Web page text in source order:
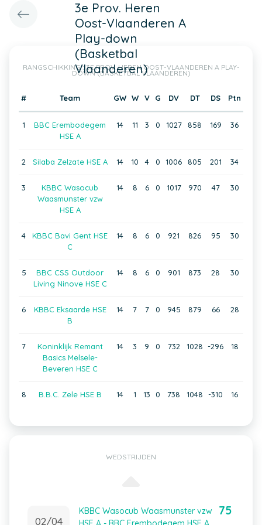
3e Prov. Heren
Oost-Vlaanderen A
Play-down
(Basketbal
Vlaanderen)
RANGSCHIKKING : 3E PROV. HEREN OOST-VLAANDEREN A PLAY-
DOWN (BASKETBAL VLAANDEREN)
# Team GW W V G DV DT DS Ptn
1
BBC Erembodegem
HSE A
14 11 3 0 1027 858 169 36
2 Silaba Zelzate HSE A 14 10 4 0 1006 805 201 34
3
KBBC Wasocub
Waasmunster vzw
HSE A
14 8 6 0 1017 970 47 30
4
KBBC Bavi Gent HSE
C
14 8 6 0 921 826 95 30
5
BBC CSS Outdoor
Living Ninove HSE C
14 8 6 0 901 873 28 30
6
KBBC Eksaarde HSE
B
14 7 7 0 945 879 66 28
7
Koninklijk Remant
Basics Melsele-
Beveren HSE C
14 3 9 0 732 1028 -296 18
8 B.B.C. Zele HSE B 14 1 13 0 738 1048 -310 16
WEDSTRIJDEN
02/04
KBBC Wasocub Waasmunster vzw
75